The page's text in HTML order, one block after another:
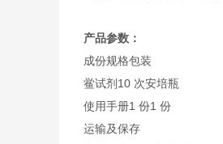
产品参数：
成份规格包装
鲎试剂 10 次安培瓶
使用手册1 份1 份
运输及保存